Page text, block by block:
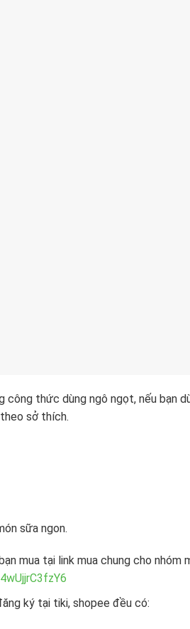
công thức dùng ngô ngọt, nếu bạn
sở thích.
sữa ngon.
mua tại link mua chung cho nhóm
ký tại tiki, shopee đều có: